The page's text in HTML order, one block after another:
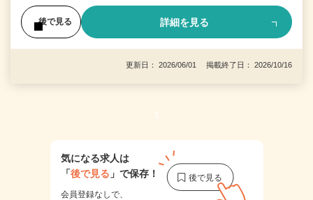
後で見る 詳細を見る
更新日： 2026/06/01 掲載終了日： 2026/10/16
1
気になる求人は
「後で見る 」で保存！
会員登録なしで、